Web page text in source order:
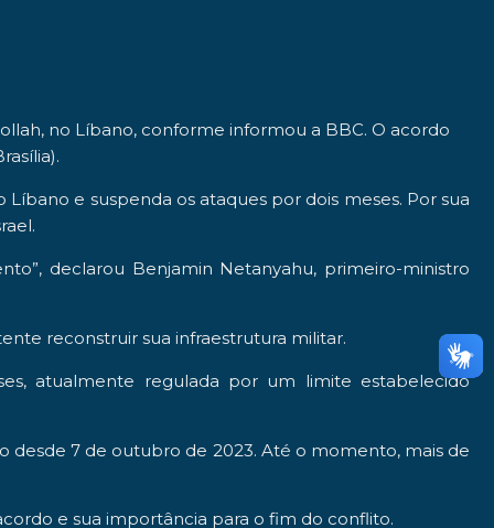
, no Líbano, conforme informou a BBC. O acordo
Líbano e suspenda os ataques por dois meses. Por sua
, declarou Benjamin Netanyahu, primeiro-ministro
reconstruir sua infraestrutura militar.
atualmente regulada por um limite estabelecido
desde7 de outubro de 2023. Até o momento, mais de
e sua importância para o fim do conflito.